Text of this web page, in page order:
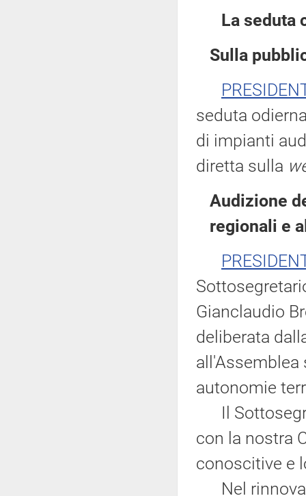
La seduta
Sulla
seduta
di impianti
diretta sulla
Audizione
regionali e
Gianclaudio
deliberata
all'Assemblea
autonomie
Il
con la nostra
conoscitive e
Nel